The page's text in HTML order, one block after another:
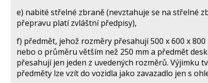
e) nabité střelné zbraně (nevztahuje se na střelné
přepravu platí zvláštní předpisy),
f) předmět, jehož rozměry přesahují 500 x 600 x
nebo o průměru větším než 250 mm a předmět
přesahují jen jeden z uvedených rozměrů. Výjimku
předměty lze vzít do vozidla jako zavazadlo jen s